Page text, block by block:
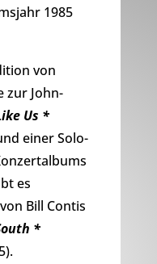
1985
von
zur John-
Us *
einer Solo-
es
Bill Contis
*